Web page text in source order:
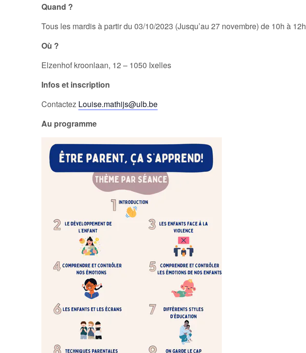
Quand ?
Tous les mardis à partir du 03/10/2023 (Jusqu’au 27 novembre) de 10h à 12h
Où ?
Elzenhof kroonlaan, 12 – 1050 Ixelles
Infos et inscription
Contactez Louise.mathijs@ulb.be
Au programme